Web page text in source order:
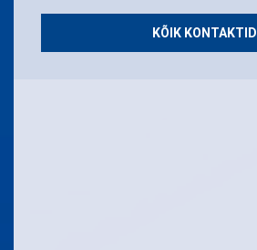
KÕIK KONTAKTID